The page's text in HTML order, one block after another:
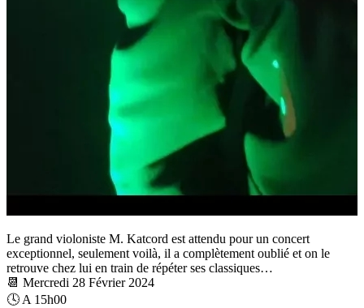
Le grand violoniste M. Katcord est attendu pour un concert
exceptionnel, seulement voilà, il a complètement oublié et on le
retrouve chez lui en train de répéter ses classiques…
📆 Mercredi 28 Février 2024
🕓 A 15h00